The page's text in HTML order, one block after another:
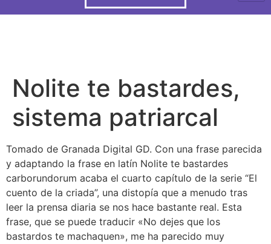
Nolite te bastardes,
sistema patriarcal
Tomado de Granada Digital GD. Con una frase parecida
y adaptando la frase en latín Nolite te bastardes
carborundorum acaba el cuarto capítulo de la serie “El
cuento de la criada”, una distopía que a menudo tras
leer la prensa diaria se nos hace bastante real. Esta
frase, que se puede traducir «No dejes que los
bastardos te machaquen», me ha parecido muy